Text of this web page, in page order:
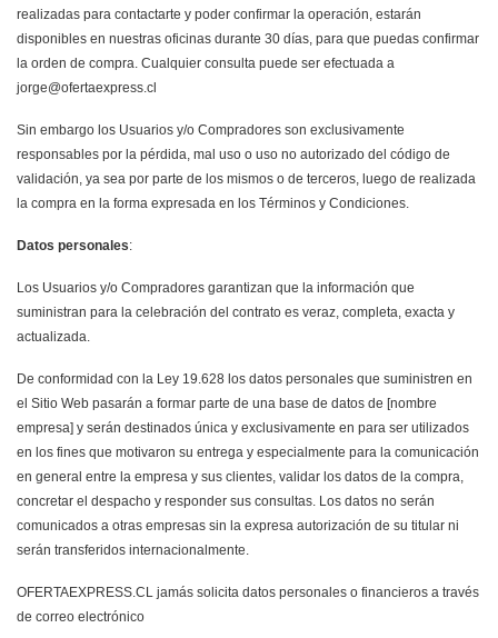
realizadas para contactarte y poder confirmar la operación, estarán
disponibles en nuestras oficinas durante 30 días, para que puedas confirmar
la orden de compra. Cualquier consulta puede ser efectuada a
jorge@ofertaexpress.cl
Sin embargo los Usuarios y/o Compradores son exclusivamente
responsables por la pérdida, mal uso o uso no autorizado del código de
validación, ya sea por parte de los mismos o de terceros, luego de realizada
la compra en la forma expresada en los Términos y Condiciones.
Datos personales:
Los Usuarios y/o Compradores garantizan que la información que
suministran para la celebración del contrato es veraz, completa, exacta y
actualizada.
De conformidad con la Ley 19.628 los datos personales que suministren en
el Sitio Web pasarán a formar parte de una base de datos de [nombre
empresa] y serán destinados única y exclusivamente en para ser utilizados
en los fines que motivaron su entrega y especialmente para la comunicación
en general entre la empresa y sus clientes, validar los datos de la compra,
concretar el despacho y responder sus consultas. Los datos no serán
comunicados a otras empresas sin la expresa autorización de su titular ni
serán transferidos internacionalmente.
OFERTAEXPRESS.CL jamás solicita datos personales o financieros a través
de correo electrónico